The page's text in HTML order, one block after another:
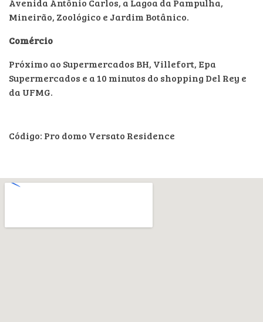
Mineirão, Zoológico e Jardim Botânico.
Comércio
Próximo ao Supermercados BH, Villefort, Epa
Supermercados e a 10 minutos do shopping Del Rey e
da UFMG.
Código: Pro domo Versato Residence